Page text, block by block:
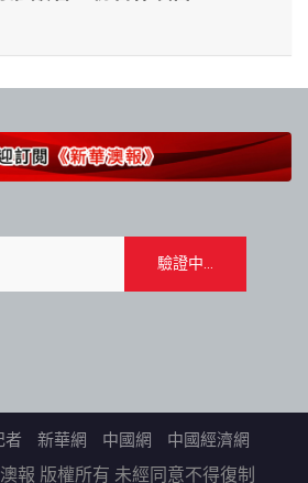
者 新華網 中國網 中國經濟網
報 版權所有 未經同意不得復制